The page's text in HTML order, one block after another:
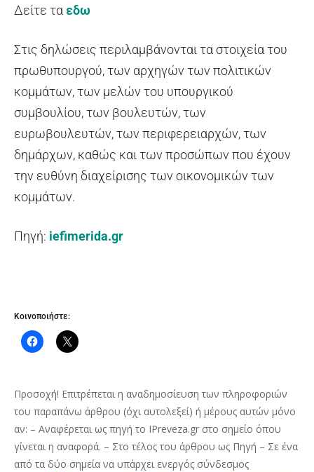
Δείτε ταεδω
Στις δηλώσεις περιλαμβάνονται τα στοιχεία του
πρωθυπουργού, των αρχηγών των πολιτικών
κομμάτων, των μελών του υπουργικού
συμβουλίου, των βουλευτών, των
ευρωβουλευτών, των περιφερειαρχών, των
δημάρχων, καθώς και των προσώπων που έχουν
την ευθύνη διαχείρισης των οικονομικών των
κομμάτων.
Πηγή: iefimerida.gr
Κοινοποιήστε:
Προσοχή! Επιτρέπεται η αναδημοσίευση των πληροφοριών
του παραπάνω άρθρου (όχι αυτολεξεί) ή μέρους αυτών μόνο
αν: – Αναφέρεται ως πηγή το IPreveza.gr στο σημείο όπου
γίνεται η αναφορά. – Στο τέλος του άρθρου ως Πηγή – Σε ένα
από τα δύο σημεία να υπάρχει ενεργός σύνδεσμος